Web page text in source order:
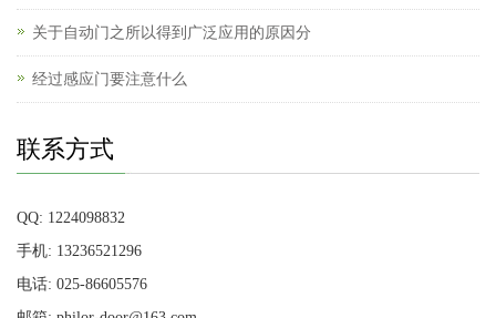
关于自动门之所以得到广泛应用的原因分
经过感应门要注意什么
联系方式
QQ: 1224098832
手机: 13236521296
电话: 025-86605576